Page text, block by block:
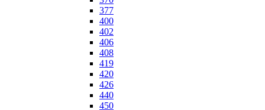
377
400
402
406
408
419
420
426
440
450